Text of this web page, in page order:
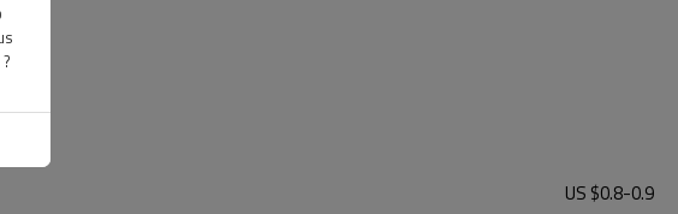
US $0.8-0.9